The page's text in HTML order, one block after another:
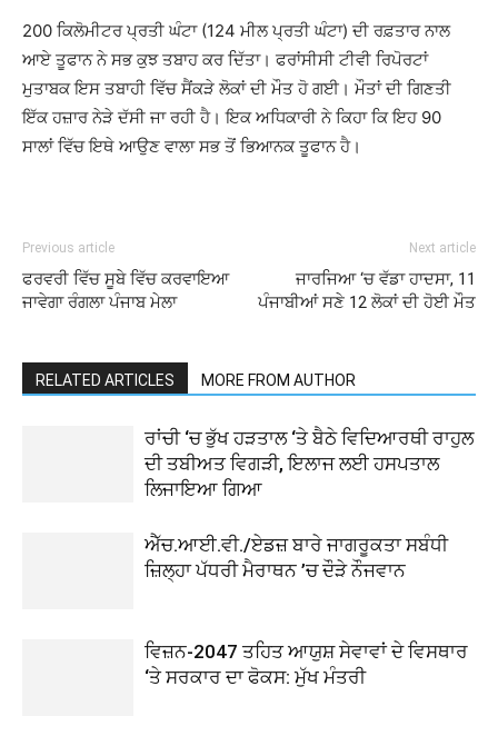
200 ਕਿਲੋਮੀਟਰ ਪ੍ਰਤੀ ਘੰਟਾ (124 ਮੀਲ ਪ੍ਰਤੀ ਘੰਟਾ) ਦੀ ਰਫ਼ਤਾਰ ਨਾਲ
ਆਏ ਤੂਫਾਨ ਨੇ ਸਭ ਕੁਝ ਤਬਾਹ ਕਰ ਦਿੱਤਾ। ਫਰਾਂਸੀਸੀ ਟੀਵੀ ਰਿਪੋਰਟਾਂ
ਮੁਤਾਬਕ ਇਸ ਤਬਾਹੀ ਵਿੱਚ ਸੈਂਕੜੇ ਲੋਕਾਂ ਦੀ ਮੌਤ ਹੋ ਗਈ। ਮੌਤਾਂ ਦੀ ਗਿਣਤੀ
ਇੱਕ ਹਜ਼ਾਰ ਨੇੜੇ ਦੱਸੀ ਜਾ ਰਹੀ ਹੈ। ਇਕ ਅਧਿਕਾਰੀ ਨੇ ਕਿਹਾ ਕਿ ਇਹ 90
ਸਾਲਾਂ ਵਿੱਚ ਇਥੇ ਆਉਣ ਵਾਲਾ ਸਭ ਤੋਂ ਭਿਆਨਕ ਤੂਫਾਨ ਹੈ।
Previous article
ਫਰਵਰੀ ਵਿੱਚ ਸੂਬੇ ਵਿੱਚ ਕਰਵਾਇਆ
ਜਾਵੇਗਾ ਰੰਗਲਾ ਪੰਜਾਬ ਮੇਲਾ
Next article
ਜਾਰਜਿਆ ‘ਚ ਵੱਡਾ ਹਾਦਸਾ, 11
ਪੰਜਾਬੀਆਂ ਸਣੇ 12 ਲੋਕਾਂ ਦੀ ਹੋਈ ਮੌਤ
RELATED ARTICLES MORE FROM AUTHOR
ਰਾਂਚੀ ‘ਚ ਭੁੱਖ ਹੜਤਾਲ ‘ਤੇ ਬੈਠੇ ਵਿਦਿਆਰਥੀ ਰਾਹੁਲ
ਦੀ ਤਬੀਅਤ ਵਿਗੜੀ, ਇਲਾਜ ਲਈ ਹਸਪਤਾਲ
ਲਿਜਾਇਆ ਗਿਆ
ਐੱਚ.ਆਈ.ਵੀ./ਏਡਜ਼ ਬਾਰੇ ਜਾਗਰੂਕਤਾ ਸਬੰਧੀ
ਜ਼ਿਲ੍ਹਾ ਪੱਧਰੀ ਮੈਰਾਥਨ ’ਚ ਦੌੜੇ ਨੌਜਵਾਨ
ਵਿਜ਼ਨ-2047 ਤਹਿਤ ਆਯੁਸ਼ ਸੇਵਾਵਾਂ ਦੇ ਵਿਸਥਾਰ
‘ਤੇ ਸਰਕਾਰ ਦਾ ਫੋਕਸ: ਮੁੱਖ ਮੰਤਰੀ